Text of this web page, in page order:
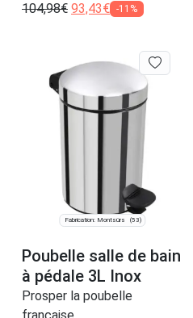
104,98€ 93,43€ -11%
Fabrication: Montsûrs (53)
Poubelle salle de bain
à pédale 3L Inox
Prosper la poubelle